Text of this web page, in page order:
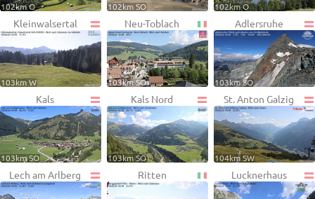
102km O 102km SO 102km O
Kleinwalsertal
103km W
Neu-Toblach
103km SO
Adlersruhe
103km SO
Kals
103km SO
Kals Nord
103km SO
St. Anton Galzig
104km SW
Lech am Arlberg Ritten Lucknerhaus